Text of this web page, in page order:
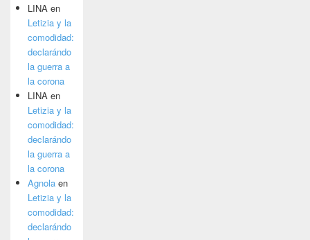
LINA en
Letizia y la
comodidad:
declarándo
la guerra a
la corona
LINA en
Letizia y la
comodidad:
declarándo
la guerra a
la corona
Agnola en
Letizia y la
comodidad:
declarándo